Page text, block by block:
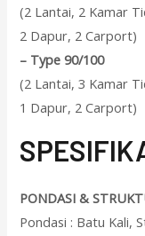
(2 Lantai, 2 Kamar
2 Dapur, 2 Carport)
– Type 90/100
(2 Lantai, 3 Kamar
1 Dapur, 2 Carport)
PONDASI &
Pondasi : Batu Kali,